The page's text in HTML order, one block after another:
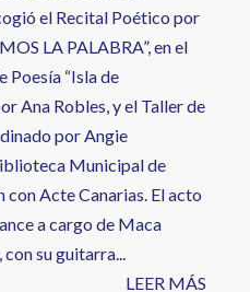
el Recital Poético por
LA PALABRA”, en el
Poesía “Isla de
Ana Robles, y el Taller de
por Angie
Municipal de
Acte Canarias. El acto
a cargo de Maca
su guitarra...
LEER MÁS